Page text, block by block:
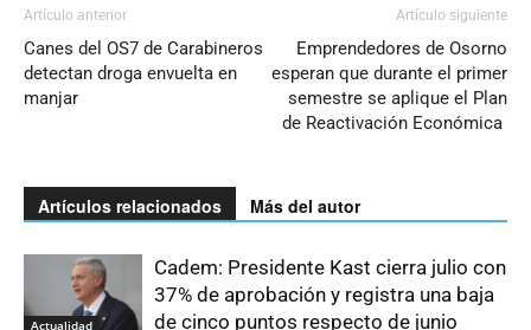
Artículo anterior
Canes del OS7 de Carabineros
detectan droga envuelta en
manjar
Artículo siguiente
Emprendedores de Osorno
esperan que durante el primer
semestre se aplique el Plan
de Reactivación Económica
Artículos relacionados Más del autor
Actualidad
Cadem: Presidente Kast cierra julio con
37% de aprobación y registra una baja
de cinco puntos respecto de junio